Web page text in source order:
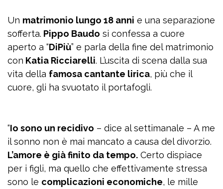
Un matrimonio lungo 18 anni e una separazione
sofferta. Pippo Baudo si confessa a cuore
aperto a “DiPiù” e parla della fine del matrimonio
con Katia Ricciarelli. L’uscita di scena dalla sua
vita della famosa cantante lirica, più che il
cuore, gli ha svuotato il portafogli.
“Io sono un recidivo – dice al settimanale – A me
il sonno non è mai mancato a causa del divorzio.
L’amore è già finito da tempo. Certo dispiace
per i figli, ma quello che effettivamente stressa
sono le complicazioni economiche, le mille